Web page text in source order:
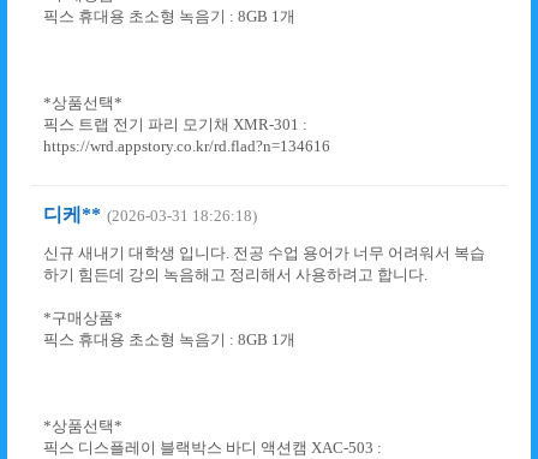
픽스 휴대용 초소형 녹음기 : 8GB 1개
*상품선택*
픽스 트랩 전기 파리 모기채 XMR-301 :
https://wrd.appstory.co.kr/rd.flad?n=134616
디케** (2026-03-31 18:26:18)
신규 새내기 대학생 입니다. 전공 수업 용어가 너무 어려워서 복습
하기 힘든데 강의 녹음해고 정리해서 사용하려고 합니다.
*구매상품*
픽스 휴대용 초소형 녹음기 : 8GB 1개
*상품선택*
픽스 디스플레이 블랙박스 바디 액션캠 XAC-503 :